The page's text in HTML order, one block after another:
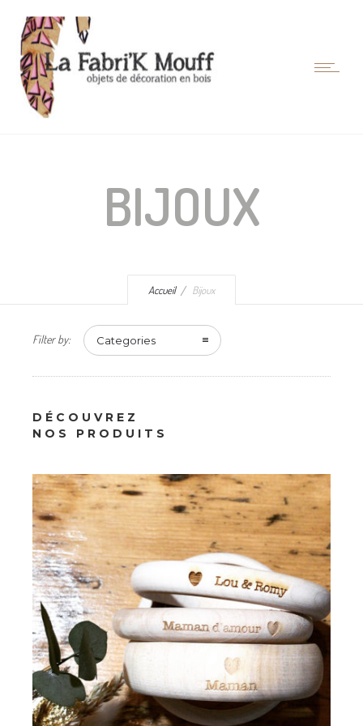
BIJOUX
Accueil Bijoux
Filter by: Categories
DÉCOUVREZ
NOS PRODUITSBracelet Femme LouMy